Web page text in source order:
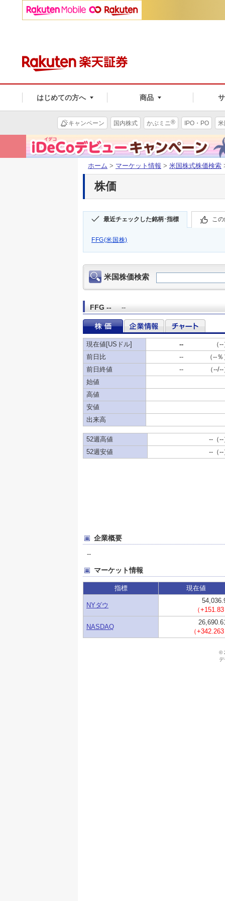
はじめての方へ 商品
キャンペーン 国内株式 かぶミニ® IPO・PO
ホーム > マーケット情報 > 米国株式株価検索
株価
最近チェックした銘柄･指標 こ
FFG(米国株)